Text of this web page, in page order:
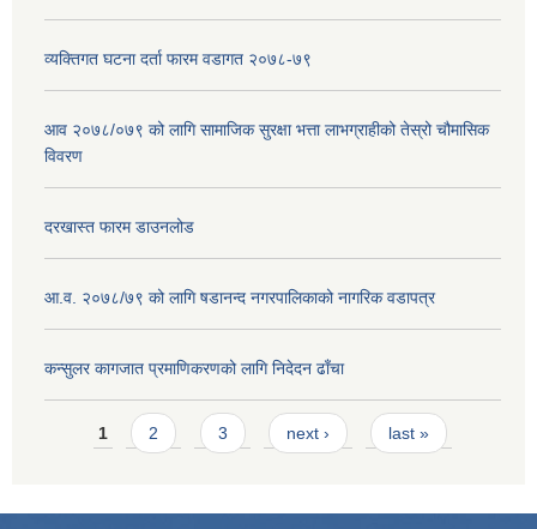
व्यक्तिगत घटना दर्ता फारम वडागत २०७८-७९
आव २०७८/०७९ को लागि सामाजिक सुरक्षा भत्ता लाभग्राहीको तेस्रो चौमासिक
विवरण
दरखास्त फारम डाउनलोड
आ.व. २०७८/७९ को लागि षडानन्द नगरपालिकाको नागरिक वडापत्र
कन्सुलर कागजात प्रमाणिकरणको लागि निदेदन ढाँचा
Pages
1 2 3 next › last »